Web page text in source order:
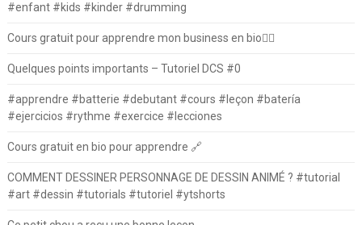
#enfant #kids #kinder #drumming
Cours gratuit pour apprendre mon business en bio⛓️‍💥
Quelques points importants – Tutoriel DCS #0
#apprendre #batterie #debutant #cours #leçon #batería
#ejercicios #rythme #exercice #lecciones
Cours gratuit en bio pour apprendre 🔗
COMMENT DESSINER PERSONNAGE DE DESSIN ANIMÉ ? #tutorial
#art #dessin #tutorials #tutoriel #ytshorts